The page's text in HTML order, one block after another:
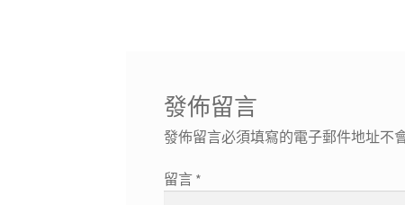
發佈留言
發佈留言必須填寫的電子郵件地址不
留言 *